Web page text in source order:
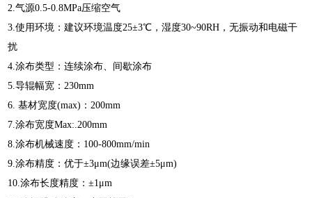
2.气源0.5-0.8MPa压缩空气
3.使用环境：建议环境温度25±3℃，湿度30~90RH，无振动和电磁干
扰
4.涂布类型：连续涂布、间歇涂布
5.导辊幅宽：230mm
6. 基材宽度(max)：200mm
7.涂布宽度Max:.200mm
8.涂布机械速度：100-800mm/min
9.涂布精度：优于±3μm(边缘误差±5μm)
10.涂布长度精度：±1μm